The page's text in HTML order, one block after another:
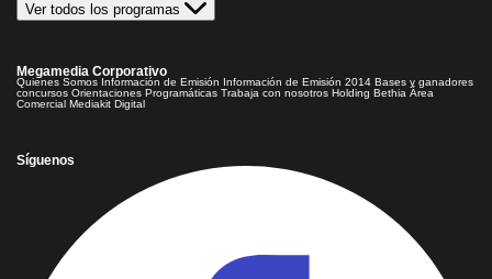
Ver todos los programas
Megamedia Corporativo
Quienes Somos Información de Emisión Información de Emisión 2014 Bases y ganadores
concursos Orientaciones Programáticas Trabaja con nosotros Holding Bethia Área
Comercial Mediakit Digital
Síguenos